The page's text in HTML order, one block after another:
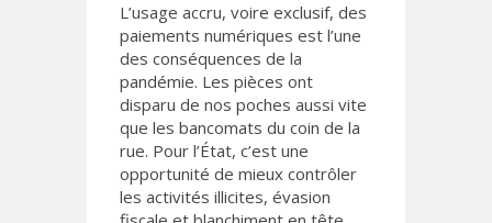
L’usage accru, voire exclusif, des
paiements numériques est l’une
des conséquences de la
pandémie. Les pièces ont
disparu de nos poches aussi vite
que les bancomats du coin de la
rue. Pour l’État, c’est une
opportunité de mieux contrôler
les activités illicites, évasion